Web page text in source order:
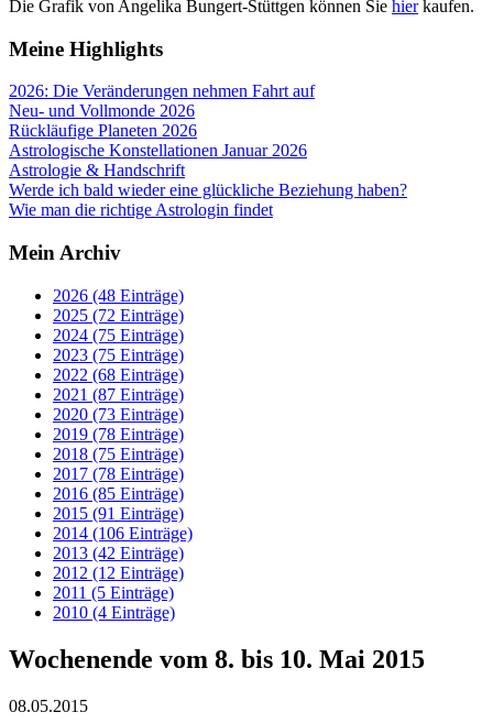
Die Grafik von Angelika Bungert-Stüttgen können Sie hierkaufen.
Meine Highlights
2026: Die Veränderungen nehmen Fahrt auf
Neu- und Vollmonde 2026
Rückläufige Planeten 2026
Astrologische Konstellationen Januar 2026
Astrologie & Handschrift
Werde ich bald wieder eine glückliche Beziehung haben?
Wie man die richtige Astrologin findet
Mein Archiv
2026 (48 Einträge)
2025 (72 Einträge)
2024 (75 Einträge)
2023 (75 Einträge)
2022 (68 Einträge)
2021 (87 Einträge)
2020 (73 Einträge)
2019 (78 Einträge)
2018 (75 Einträge)
2017 (78 Einträge)
2016 (85 Einträge)
2015 (91 Einträge)
2014 (106 Einträge)
2013 (42 Einträge)
2012 (12 Einträge)
2011 (5 Einträge)
2010 (4 Einträge)
Wochenende vom 8. bis 10. Mai 2015
08.05.2015